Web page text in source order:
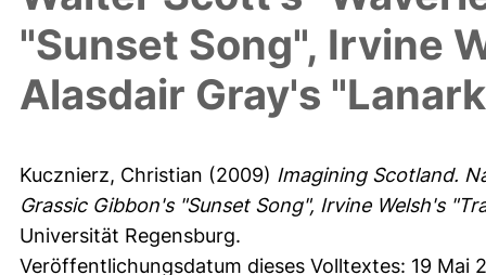
"Sunset Song", Irvine
Alasdair Gray's
Kucznierz, Christian (2009) Imagining Scotland.
Grassic Gibbon's "Sunset Song", Irvine Welsh's
Universität Regensburg.
Veröffentlichungsdatum dieses Volltextes: 19 Mai